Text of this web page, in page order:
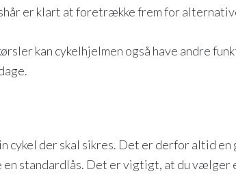
er klart at foretrække frem for
kan cykelhjelmen også have andre
cykel der skal sikres. Det er derfor altid
standardlås. Det er vigtigt, at du